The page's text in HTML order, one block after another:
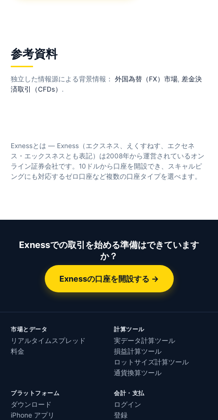
参考資料
独立した情報源による背景情報： 外国為替（FX）市場, 差金決
済取引（CFDs） .
Exnessとは — Exness（エクスネス、えくすねす、エクセネ
ス・エックスネスとも表記）は2008年から運営されているオン
ライン証券会社です。10ドルから口座を開設でき、スキャルピ
ングにも対応するゼロ口座など複数の口座タイプを選べます。
Exnessでの取引を始める準備はできています
か？
Exnessの口座を開設する →
市場とデータ
リアルタイムスプレッド
料金
計算ツール
実データ計算ツール
損益計算ツール
ロットサイズ計算ツール
通貨換算ツール
プラットフォーム
ダウンロード
iPhone アプリ
会計・支払
ログイン
登録